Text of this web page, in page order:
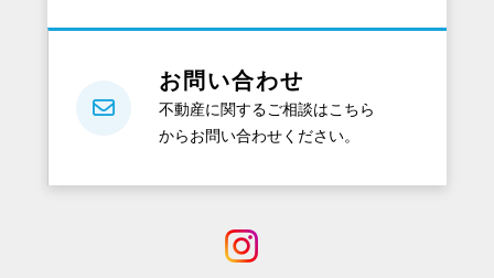
料
ら
の？
お問い合わせ
不動産に関するご相談はこちら
からお問い合わせください。